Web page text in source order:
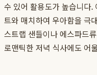
수 있어 활용도가 높습니다.
트와 매치하여 우아함을 극
스트랩 샌들이나 에스파드
로맨틱한 저녁 식사에도 어